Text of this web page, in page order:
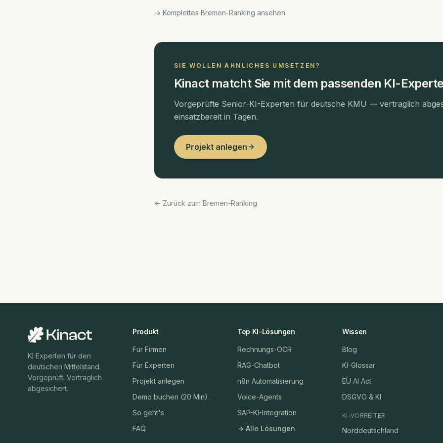
→ Komplettes Bremen-Ranking ansehen
SIE WOLLEN ÄHNLICHES UMSETZEN?
Kinact matcht Sie mit dem passenden KI-
Vorgeprüfte Senior-KI-Experten für deutsche KMU — vertraglich
einsatzbereit in Tagen.
Projekt anlegen
← Zurück zum Bremen-Ranking
KI Experten für den
deutschen Mittelstand.
Vorgeprüft. Vertraglich
abgesichert.
Produkt
Für Firmen
Für Experten
Projekt anlegen
Demo buchen (20 Min)
So geht's
FAQ
Top KI-Lösungen
Rechnungs-OCR
RAG-Chatbot
n8n Automatisierung
Voice-Agents
SAP-KI-Integration
→ Alle Lösungen
Wissen
Blog
KI-Glossar
EU AI Act
DSGVO & KI
KI-VORREITER
Norddeutschland